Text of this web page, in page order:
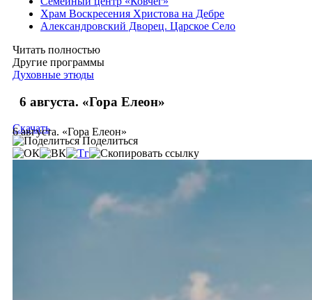
Храм Воскресения Христова на Дебре
Александровский Дворец. Царское Село
Читать полностью
Другие программы
Духовные этюды
6 августа. «Гора Елеон»
6 августа. «Гора Елеон»
Скачать
Поделиться